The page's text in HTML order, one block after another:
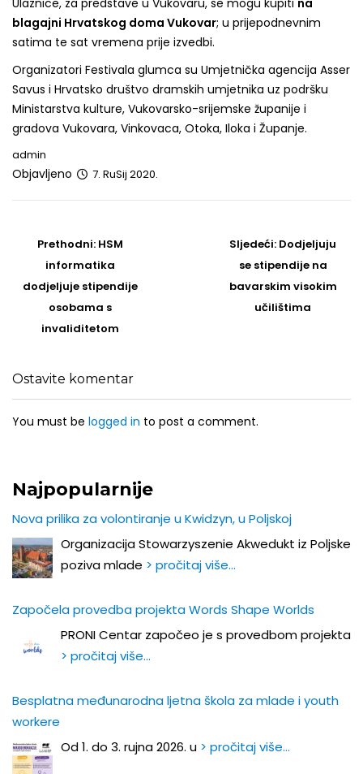
Ulaznice, za predstave u Vukovaru, se mogu kupiti na
blagajni Hrvatskog doma Vukovar; u prijepodnevnim
satima te sat vremena prije izvedbi.
Organizatori Festivala glumca su Umjetnička agencija Asser
Savus i Hrvatsko društvo dramskih umjetnika uz podršku
Ministarstva kulture, Vukovarsko-srijemske županije i
gradova Vukovara, Vinkovaca, Otoka, Iloka i Županje.
admin
Objavljeno 7. RuSij 2020.
navigation
Prethodni: Prethodni
post
HSM
informatika
dodjeljuje stipendije
osobama s
invaliditetom
Sljedeći: Sljedeći
Post
Dodjeljuju
se stipendije na
bavarskim visokim
učilištima
Ostavite komentar
You must be logged in to post a comment.
Najpopularnije
Nova prilika za volontiranje u Kwidzyn, u Poljskoj
Organizacija Stowarzyszenie Akwedukt iz Poljske
poziva mlade > pročitaj više…
Započela provedba projekta Words Shape Worlds
PRONI Centar započeo je s provedbom projekta
> pročitaj više…
Besplatna međunarodna ljetna škola za mlade i youth
workere
Od 1. do 3. rujna 2026. u > pročitaj više…